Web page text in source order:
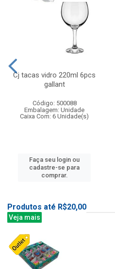
Cj tacas vidro 220ml 6pcs
gallant
Código: 500088
Embalagem: Unidade
Caixa Com: 6 Unidade(s)
Faça seu login ou
cadastre-se para
comprar.
Produtos até R$20,00
Veja mais